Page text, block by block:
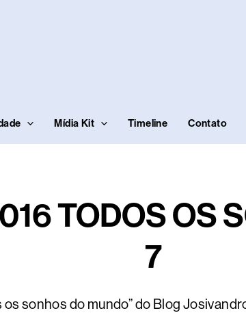
Mídia Kit Timeline Contato
TODOS OS
7
sonhos do mundo” do Blog